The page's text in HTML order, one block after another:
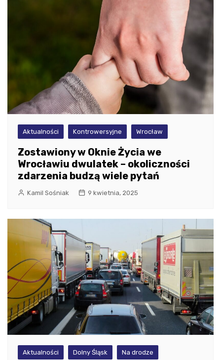
Aktualności Kontrowersyjne Wrocław
Zostawiony w Oknie Życia we
Wrocławiu dwulatek – okoliczności
zdarzenia budzą wiele pytań
Kamil Sośniak 9 kwietnia, 2025
Aktualności Dolny Śląsk Na drodze